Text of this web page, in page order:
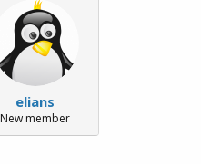
elians
New member